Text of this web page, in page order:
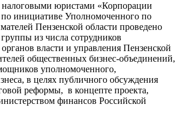
налоговыми юристами «Корпорации
по инициативе Уполномоченного по
Пензенской области проведено
из числа сотрудников
власти и управления Пензенской
общественных бизнес-объединений,
уполномоченного,
в целях публичного обсуждения
реформы, в концепте проекта,
финансов Российской